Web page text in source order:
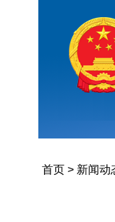
首页> 新闻动